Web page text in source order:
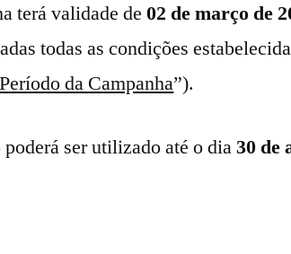
terá validade de02 de março de
todas as condições
Período da Campanha”).
ser utilizado até o dia30 de